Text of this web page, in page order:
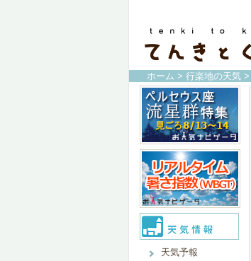
ホーム > 行楽地の天気 >
天気予報